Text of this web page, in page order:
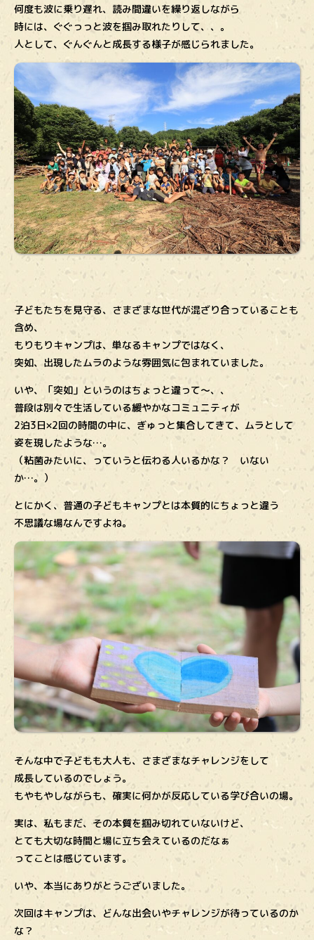
何度も波に乗り遅れ、読み間違いを繰り返しながら
時には、ぐぐっっと波を掴み取れたりして、、。
人として、ぐんぐんと成長する様子が感じられました。
子どもたちを見守る、さまざまな世代が混ざり合っていることも
含め、
もりもりキャンプは、単なるキャンプではなく、
突如、出現したムラのような雰囲気に包まれていました。
いや、「突如」というのはちょっと違って～、、
普段は別々で生活している緩やかなコミュニティが
2泊3日×2回の時間の中に、ぎゅっと集合してきて、ムラとして
姿を現したような…。
（粘菌みたいに、っていうと伝わる人いるかな？ いない
か…。）
とにかく、普通の子どもキャンプとは本質的にちょっと違う
不思議な場なんですよね。
そんな中で子どもも大人も、さまざまなチャレンジをして
成長しているのでしょう。
もやもやしながらも、確実に何かが反応している学び合いの場。
実は、私もまだ、その本質を掴み切れていないけど、
とても大切な時間と場に立ち会えているのだなぁ
ってことは感じています。
いや、本当にありがとうございました。
次回はキャンプは、どんな出会いやチャレンジが待っているのか
な？